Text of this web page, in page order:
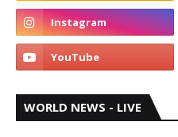
WORLD NEWS - LIVE